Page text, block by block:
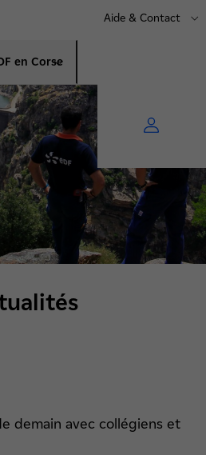
en Corse
Aide & Contact
demain avec collégiens et